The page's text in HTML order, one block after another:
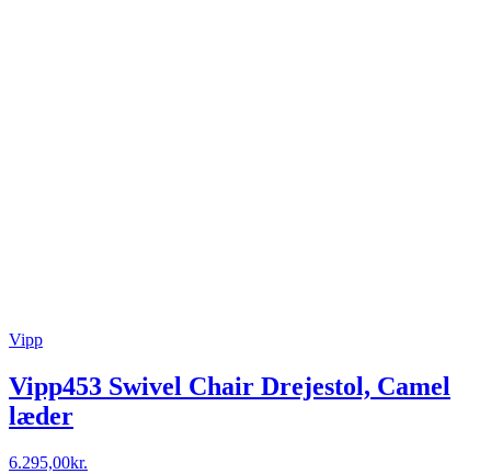
Vipp
Vipp453 Swivel Chair Drejestol, Camel
læder
6.295,00kr.